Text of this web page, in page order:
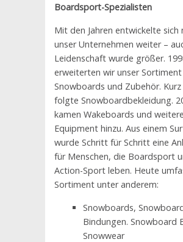
Boardsport-Spezialisten
Mit den Jahren entwickelte sich
unser Unternehmen weiter –
Leidenschaft wurde größer.
erweiterten wir unser
Snowboards und Zubehör.
folgte Snowboardbekleidung.
kamen Wakeboards und
Equipment hinzu. Aus einem
wurde Schritt für Schritt eine
für Menschen, die Boardsport
Action-Sport leben. Heute
Sortiment unter anderem:
Snowboards,
Bindungen. Snowboard
Snowwear